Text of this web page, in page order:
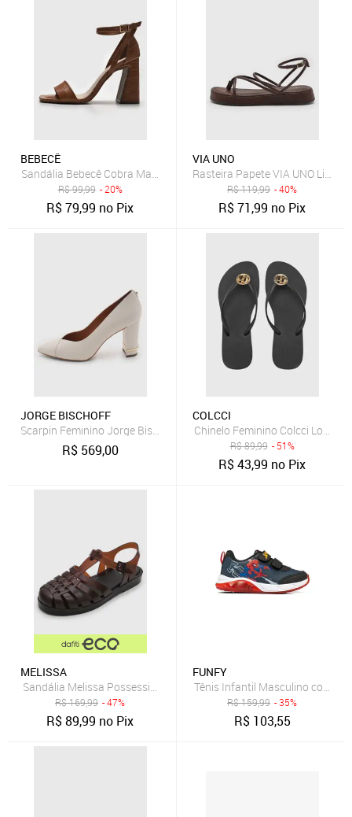
BEBECÊ
Sandália Bebecê Cobra Marrom
R$99,99 - 20%
R$79,99 no Pix
VIA UNO
Rasteira Papete VIA UNO Lisa
R$119,99 - 40%
R$71,99 no Pix
JORGE BISCHOFF
Scarpin Feminino Jorge Bischoff Couro Salto Médio Branco
R$ 569,00
COLCCI
Chinelo Feminino Colcci Logo
R$89,99 - 51%
R$43,99 no Pix
MELISSA
Sandália Melissa Possession Marrom
R$169,99 - 47%
R$89,99 no Pix
FUNFY
R$159,99 - 35%
R$ 103,55